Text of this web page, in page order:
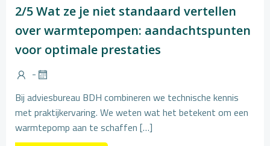
2/5 Wat ze je niet standaard vertellen
over warmtepompen: aandachtspunten
voor optimale prestaties
-
Bij adviesbureau BDH combineren we technische kennis
met praktijkervaring. We weten wat het betekent om een
warmtepomp aan te schaffen […]